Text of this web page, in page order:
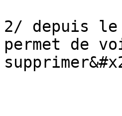
2/ depuis
permet de